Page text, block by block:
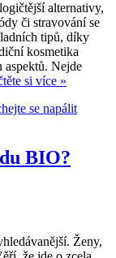
alternativy,
či stravování se
tipů, díky
kosmetika
aspektů. Nejde
si více »
BIO?
Ženy,